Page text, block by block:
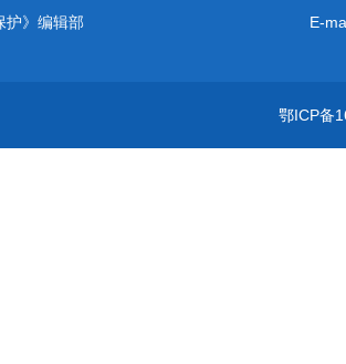
护》编辑部
E-
鄂ICP备